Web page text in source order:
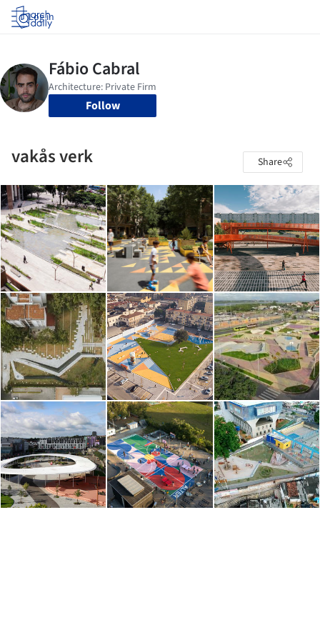
Log in
Follow
vakås verk Share